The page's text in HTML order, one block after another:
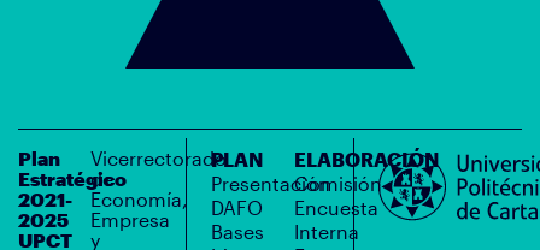
Plan
Estratégico
2021-
2025
UPCT
Vicerrectorado
de
Economía,
Empresa
y
PLAN
Presentación
DAFO
Bases
ELABORACIÓN
Comisión
Encuesta
Interna